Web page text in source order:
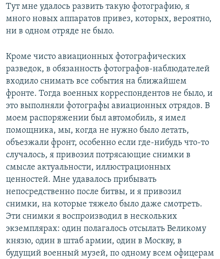
Тут мне удалось развить такую фотографию, я
много новых аппаратов привез, которых, вероятно,
ни в одном отряде не было.
Кроме чисто авиационных фотографических
разведок, в обязанность фотографов-наблюдателей
входило снимать все события на ближайшем
фронте. Тогда военных корреспондентов не было, и
это выполняли фотографы авиационных отрядов. В
моем распоряжении был автомобиль, я имел
помощника, мы, когда не нужно было летать,
объезжали фронт, особенно если где-нибудь что-то
случалось, я привозил потрясающие снимки в
смысле актуальности, иллюстрационных
ценностей. Мне удавалось прибывать
непосредственно после битвы, и я привозил
снимки, на которые тяжело было даже смотреть.
Эти снимки я воспроизводил в нескольких
экземплярах: один полагалось отсылать Великому
князю, один в штаб армии, один в Москву, в
будущий военный музей, по одному всем офицерам